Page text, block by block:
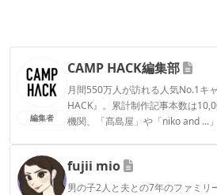
編集者
CAMP HACK編集部
月間550万人が訪れる人気No.1キ
HACK』。累計制作記事本数は
機関、「髙島屋」や「niko and ...
CAMP HACK編集部のプロフィー
fujii mio
男の子2人と夫との7年のファミリ